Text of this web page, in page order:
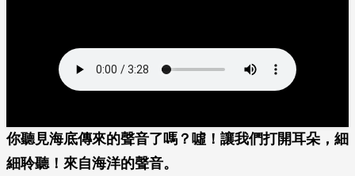
你聽見海底傳來的聲音了嗎？噓！讓我們打開耳朵，細
細聆聽！來自海洋的聲音。